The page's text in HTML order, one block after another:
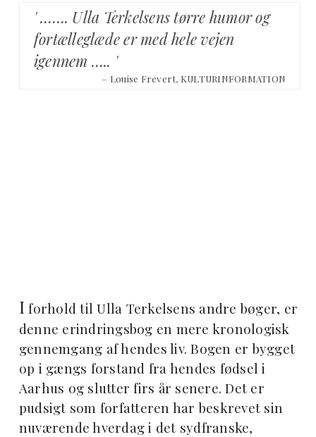
' ……. Ulla Terkelsens tørre humor og
fortælleglæde er med hele vejen
igennem ….. '
– Louise Frevert, KULTURINFORMATION
I forhold til Ulla Terkelsens andre bøger, er
denne erindringsbog en mere kronologisk
gennemgang af hendes liv. Bogen er bygget
op i gængs forstand fra hendes fødsel i
Aarhus og slutter firs år senere. Det er
pudsigt som forfatteren har beskrevet sin
nuværende hverdag i det sydfranske,